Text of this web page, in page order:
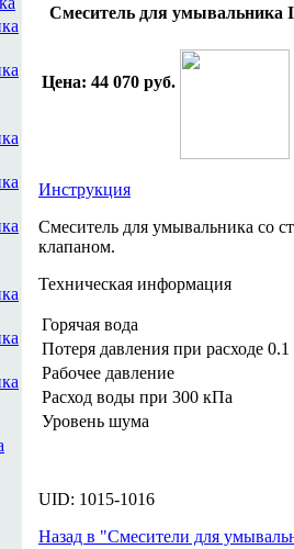
Смеситель для умывальника
Цена: 44 070 руб.
Инструкция
Смеситель для умывальника со
клапаном.
Техническая информация
Горячая вода
Потеря давления при расходе 0.1
Рабочее давление
Расход воды при 300 кПа
Уровень шума
UID: 1015-1016
Назад в "Смесители для